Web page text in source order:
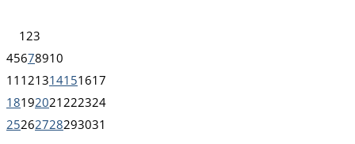
1 23
45678910
11 121314151617
18192021 222324
25262728293031